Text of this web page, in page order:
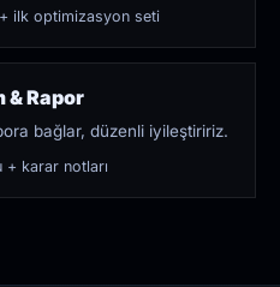
ilk optimizasyon seti
& Rapor
bağlar, düzenli iyileştiririz.
+ karar notları